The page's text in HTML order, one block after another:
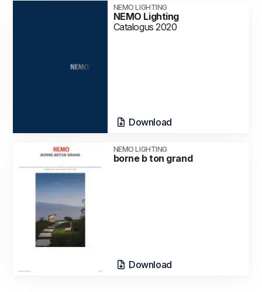
NEMO LIGHTING
NEMO Lighting
Catalogus 2020
Download
NEMO LIGHTING
borne b ton grand
Download